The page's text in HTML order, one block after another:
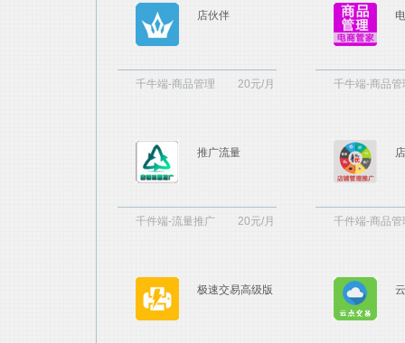
店伙伴
千牛端-商品管理 20元/月 千牛端-商品管
推广流量
千件端-流量推广 20元/月 千件端-商品管
极速交易高级版